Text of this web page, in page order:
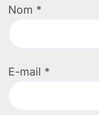
Nom *
E-mail *